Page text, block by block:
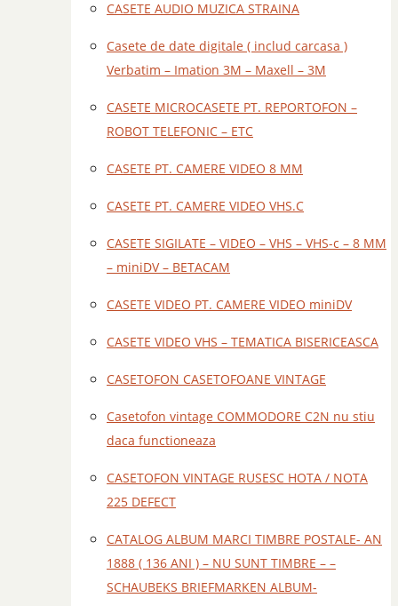
CASETE AUDIO MUZICA STRAINA
Casete de date digitale ( includ carcasa )
Verbatim – Imation 3M – Maxell – 3M
CASETE MICROCASETE PT. REPORTOFON –
ROBOT TELEFONIC – ETC
CASETE PT. CAMERE VIDEO 8 MM
CASETE PT. CAMERE VIDEO VHS.C
CASETE SIGILATE – VIDEO – VHS – VHS-c – 8 MM
– miniDV – BETACAM
CASETE VIDEO PT. CAMERE VIDEO miniDV
CASETE VIDEO VHS – TEMATICA BISERICEASCA
CASETOFON CASETOFOANE VINTAGE
Casetofon vintage COMMODORE C2N nu stiu
daca functioneaza
CASETOFON VINTAGE RUSESC HOTA / NOTA
225 DEFECT
CATALOG ALBUM MARCI TIMBRE POSTALE- AN
1888 ( 136 ANI ) – NU SUNT TIMBRE – –
SCHAUBEKS BRIEFMARKEN ALBUM-